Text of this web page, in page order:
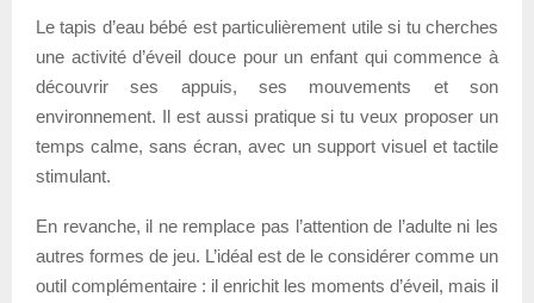
Le tapis d’eau bébé est particulièrement utile si tu cherches
une activité d’éveil douce pour un enfant qui commence à
découvrir ses appuis, ses mouvements et son
environnement. Il est aussi pratique si tu veux proposer un
temps calme, sans écran, avec un support visuel et tactile
stimulant.
En revanche, il ne remplace pas l’attention de l’adulte ni les
autres formes de jeu. L’idéal est de le considérer comme un
outil complémentaire : il enrichit les moments d’éveil, mais il